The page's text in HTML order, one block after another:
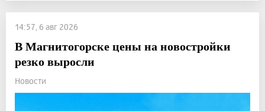
14:57, 6 авг 2026
В Магнитогорске цены на новостройки
резко выросли
Новости